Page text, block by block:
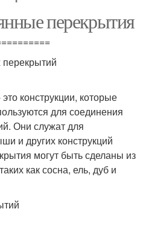
перекрытия
конструкции, которые
для соединения
Они служат для
и других конструкций
могут быть сделаны из
как сосна, ель, дуб и